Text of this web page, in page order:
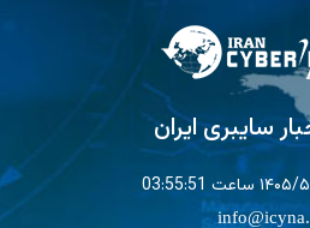
سایبری ایران